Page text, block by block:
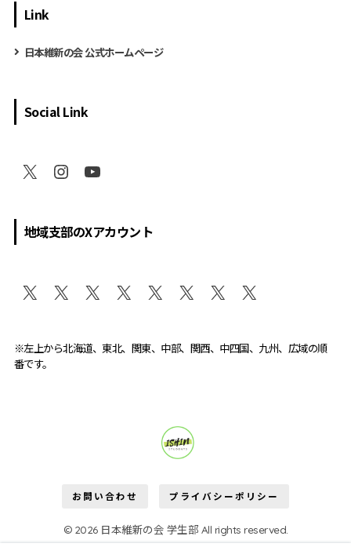
Link
日本維新の会 公式ホームページ
Social Link
地域支部のXアカウント
※左上から北海道、東北、関東、中部、関西、中四国、九州、広域の順
番です。
お問い合わせ プライバシーポリシー
© 2026 日本維新の会 学生部 All rights reserved.